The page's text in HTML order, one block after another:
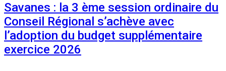
Savanes : la 3 ème session ordinaire du
Conseil Régional s’achève avec
l’adoption du budget supplémentaire
exercice 2026